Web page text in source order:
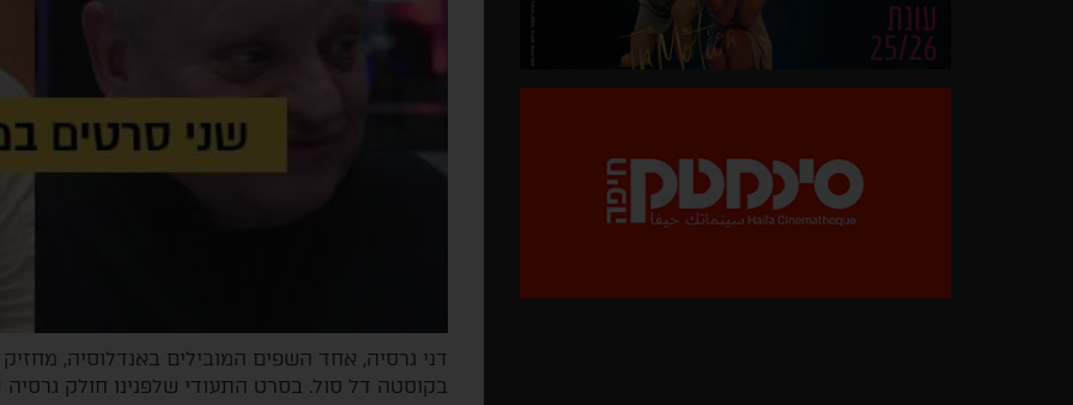
דני גרסיה, אחד השפים המובילים באנדלוסיה,
בקוסטה דל סול. בסרט התעודי שלפנינו חולק גרסיה